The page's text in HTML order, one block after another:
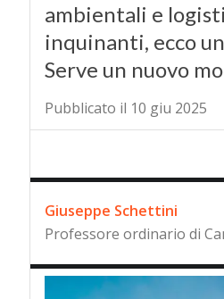
ambientali e
inquinanti, ecco
Serve un nuovo
Pubblicato il 10 giu 2025
Giuseppe Schettini
Professore ordinario di